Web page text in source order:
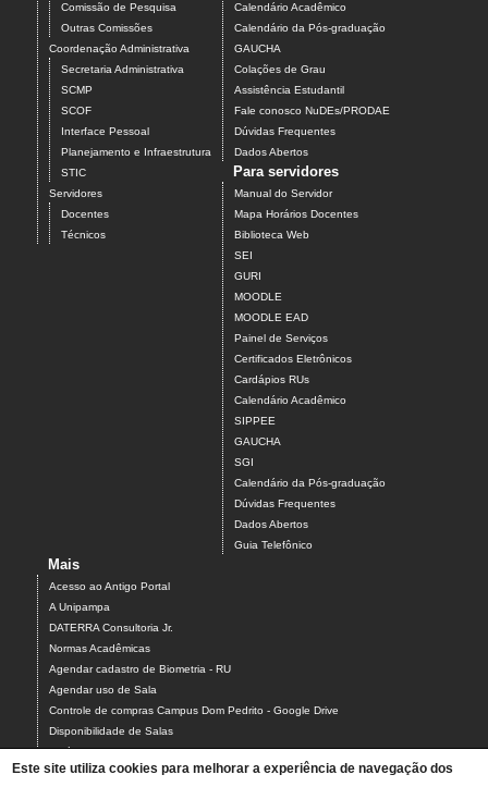
Comissão de Pesquisa
Outras Comissões
Coordenação Administrativa
Secretaria Administrativa
SCMP
SCOF
Interface Pessoal
Planejamento e Infraestrutura
STIC
Servidores
Docentes
Técnicos
Calendário Acadêmico
Calendário da Pós-graduação
GAUCHA
Colações de Grau
Assistência Estudantil
Fale conosco NuDEs/PRODAE
Dúvidas Frequentes
Dados Abertos
Para servidores
Manual do Servidor
Mapa Horários Docentes
Biblioteca Web
SEI
GURI
MOODLE
MOODLE EAD
Painel de Serviços
Certificados Eletrônicos
Cardápios RUs
Calendário Acadêmico
SIPPEE
GAUCHA
SGI
Calendário da Pós-graduação
Dúvidas Frequentes
Dados Abertos
Guia Telefônico
Mais
Acesso ao Antigo Portal
A Unipampa
DATERRA Consultoria Jr.
Normas Acadêmicas
Agendar cadastro de Biometria - RU
Agendar uso de Sala
Controle de compras Campus Dom Pedrito - Google Drive
Disponibilidade de Salas
Estágios
Formulário para Agendamento do Laboratório de Informática
Este site utiliza cookies para melhorar a experiência de navegação dos